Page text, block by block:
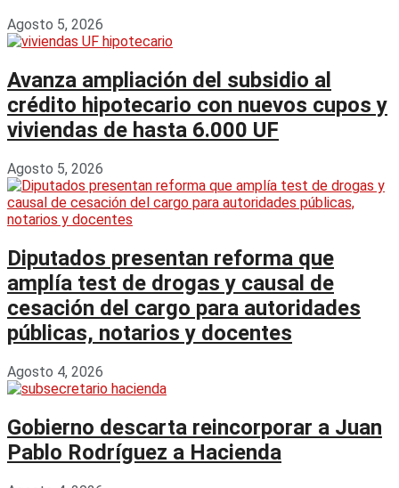
Agosto 5, 2026
Avanza ampliación del subsidio al
crédito hipotecario con nuevos cupos y
viviendas de hasta 6.000 UF
Agosto 5, 2026
Diputados presentan reforma que
amplía test de drogas y causal de
cesación del cargo para autoridades
públicas, notarios y docentes
Agosto 4, 2026
Gobierno descarta reincorporar a Juan
Pablo Rodríguez a Hacienda